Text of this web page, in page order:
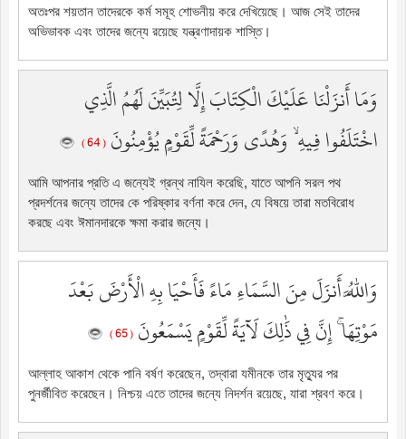
অতঃপর শয়তান তাদেরকে কর্ম সমূহ শোভনীয় করে দেখিয়েছে। আজ সেই তাদের
অভিভাবক এবং তাদের জন্যে রয়েছে যন্ত্রণাদায়ক শাস্তি।
وَمَا أَنزَلْنَا عَلَيْكَ الْكِتَابَ إِلَّا لِتُبَيِّنَ لَهُمُ الَّذِي
اخْتَلَفُوا فِيهِ ۙ وَهُدًى وَرَحْمَةً لِّقَوْمٍ يُؤْمِنُونَ ( 64 )
আমি আপনার প্রতি এ জন্যেই গ্রন্থ নাযিল করেছি, যাতে আপনি সরল পথ
প্রদর্শনের জন্যে তাদের কে পরিষ্কার বর্ণনা করে দেন, যে বিষয়ে তারা মতবিরোধ
করছে এবং ঈমানদারকে ক্ষমা করার জন্যে।
وَاللَّهُ أَنزَلَ مِنَ السَّمَاءِ مَاءً فَأَحْيَا بِهِ الْأَرْضَ بَعْدَ
مَوْتِهَا ۚ إِنَّ فِي ذَٰلِكَ لَآيَةً لِّقَوْمٍ يَسْمَعُونَ ( 65 )
আল্লাহ আকাশ থেকে পানি বর্ষণ করেছেন, তদ্বারা যমীনকে তার মৃত্যুর পর
পুনর্জীবিত করেছেন। নিশ্চয় এতে তাদের জন্যে নিদর্শন রয়েছে, যারা শ্রবণ করে।